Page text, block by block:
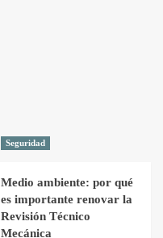
Seguridad
Medio ambiente: por qué
es importante renovar la
Revisión Técnico
Mecánica